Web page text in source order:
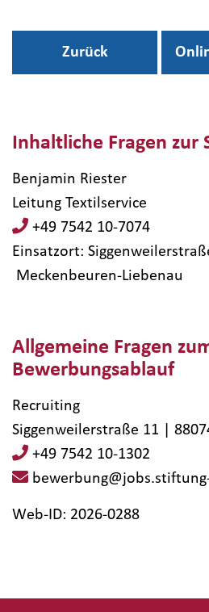
Inhaltliche Fragen zur
Benjamin Riester
Leitung Textilservice
+49 7542 10-7074
Einsatzort:
Meckenbeuren-Liebenau
Allgemeine Fragen
Bewerbungsablauf
Recruiting
Siggenweilerstraße 11 |
+49 7542 10-1302
Web-ID: 2026-0288
Zurück